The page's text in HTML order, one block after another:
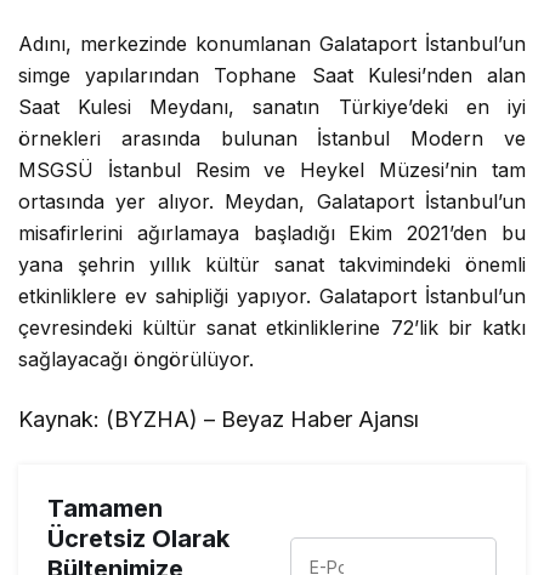
Adını, merkezinde konumlanan Galataport İstanbul’un
simge yapılarından Tophane Saat Kulesi’nden alan
Saat Kulesi Meydanı, sanatın Türkiye’deki en iyi
örnekleri arasında bulunan İstanbul Modern ve
MSGSÜ İstanbul Resim ve Heykel Müzesi’nin tam
ortasında yer alıyor. Meydan, Galataport İstanbul’un
misafirlerini ağırlamaya başladığı Ekim 2021’den bu
yana şehrin yıllık kültür sanat takvimindeki önemli
etkinliklere ev sahipliği yapıyor. Galataport İstanbul’un
çevresindeki kültür sanat etkinliklerine 72’lik bir katkı
sağlayacağı öngörülüyor.
Kaynak: (BYZHA) – Beyaz Haber Ajansı
Tamamen
Ücretsiz Olarak
Bültenimize